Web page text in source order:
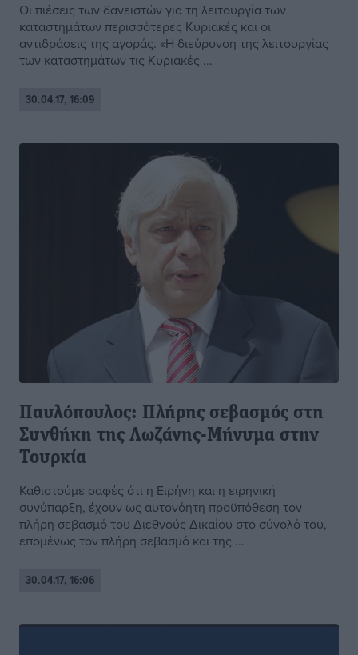
Οι πιέσεις των δανειστών για τη λειτουργία των
καταστημάτων περισσότερες Κυριακές και οι
αντιδράσεις της αγοράς. «Η διεύρυνση της λειτουργίας
των καταστημάτων τις Κυριακές ...
30.04.17, 16:09
Παυλόπουλος: Πλήρης σεβασμός στη
Συνθήκη της Λωζάνης-Μήνυμα στην
Τουρκία
Καθιστούμε σαφές ότι η Ειρήνη και η ειρηνική
συνύπαρξη, έχουν ως αυτονόητη προϋπόθεση τον
πλήρη σεβασμό του Διεθνούς Δικαίου στο σύνολό του,
επομένως τον πλήρη σεβασμό και της ...
30.04.17, 16:06